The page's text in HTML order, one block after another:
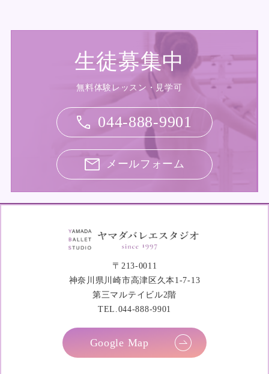
生徒募集中
無料体験レッスン・見学可
044-888-9901
メールフォーム
〒213-0011
神奈川県川崎市高津区久本1-7-13
第三マルテイビル2階
TEL.044-888-9901
Google Map